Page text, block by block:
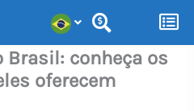
conheça os
oferecem